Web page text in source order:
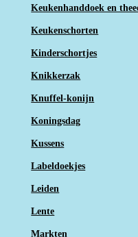
Keukenhanddoek en
Keukenschorten
Kinderschortjes
Knikkerzak
Knuffel-konijn
Koningsdag
Kussens
Labeldoekjes
Leiden
Lente
Markten